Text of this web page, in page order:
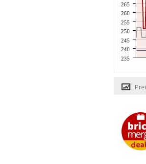
235
240
245
250
255
260
265